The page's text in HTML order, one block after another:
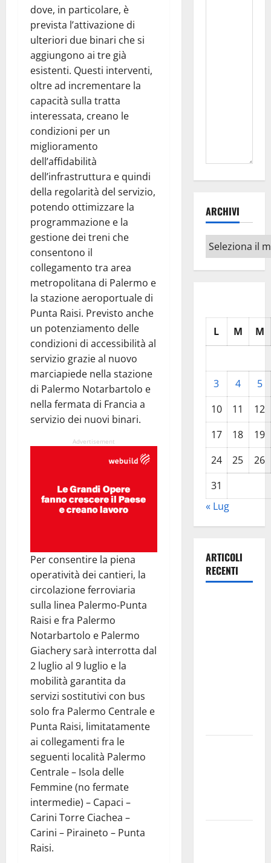
dove, in particolare, è
prevista l’attivazione di
ulteriori due binari che si
aggiungono ai tre già
esistenti. Questi interventi,
oltre ad incrementare la
capacità sulla tratta
interessata, creano le
condizioni per un
miglioramento
dell’affidabilità
dell’infrastruttura e quindi
della regolarità del servizio,
potendo ottimizzare la
programmazione e la
gestione dei treni che
consentono il
collegamento tra area
metropolitana di Palermo e
la stazione aeroportuale di
Punta Raisi. Previsto anche
un potenziamento delle
condizioni di accessibilità al
servizio grazie al nuovo
marciapiede nella stazione
di Palermo Notarbartolo e
nella fermata di Francia a
servizio dei nuovi binari.
Advertisement
Per consentire la piena
operatività dei cantieri, la
circolazione ferroviaria
sulla linea Palermo-Punta
Raisi e fra Palermo
Notarbartolo e Palermo
Giachery sarà interrotta dal
2 luglio al 9 luglio e la
mobilità garantita da
servizi sostitutivi con bus
solo fra Palermo Centrale e
Punta Raisi, limitatamente
ai collegamenti fra le
seguenti località Palermo
Centrale – Isola delle
Femmine (no fermate
intermedie) – Capaci –
Carini Torre Ciachea –
Carini – Piraineto – Punta
Raisi.
ARCHIVI
Archivi
L M M
3 4
5
10
11
12
17
18
19
24
25
26
31
« Lug
ARTICOLI
RECENTI